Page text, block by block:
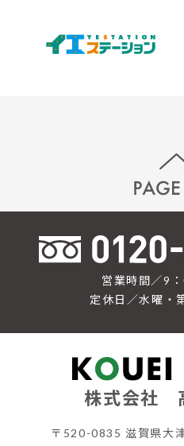
営業時間／9
定休日／水曜・
株式会社
〒520-0835 滋賀県大